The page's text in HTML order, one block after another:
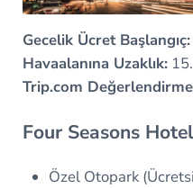
Gecelik Ücret Başlangıç:
Havaalanına Uzaklık:
Trip.com Değerlendirme
Four Seasons
Özel Otopark